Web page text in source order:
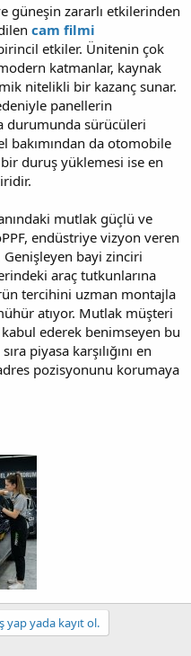
güneşin zararlı etkilerinden
cam filmi
etkiler. Ünitenin çok
katmanlar, kaynak
nitelikli bir kazanç sunar.
panellerin
durumunda sürücüleri
bakımından da otomobile
duruş yüklemesi ise en
mutlak güçlü ve
endüstriye vizyon veren
bayi zinciri
araç tutkunlarına
tercihini uzman montajla
atıyor. Mutlak müşteri
ederek benimseyen bu
piyasa karşılığını en
pozisyonunu korumaya
yap yada kayıt ol.